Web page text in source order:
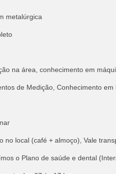
metalúrgica
na área, conhecimento em
de Medição, Conhecimento
no local (café + almoço), Vale
o Plano de saúde e dental